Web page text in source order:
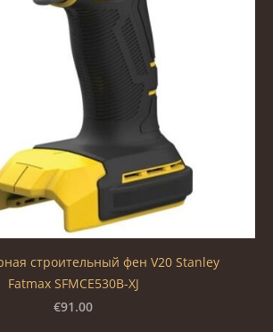
строительный фен V20 Stanley
Fatmax SFMCE530B-XJ
€91.00